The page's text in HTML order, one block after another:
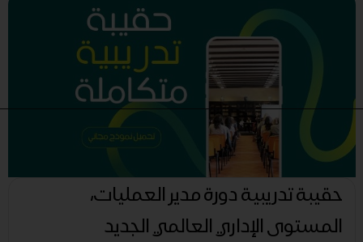
حقيبة تدريبية دورة مدير العمليات،
المستوى الإداري العالمي الجديد